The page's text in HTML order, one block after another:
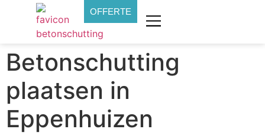
OFFERTE
Betonschutting
plaatsen in
Eppenhuizen